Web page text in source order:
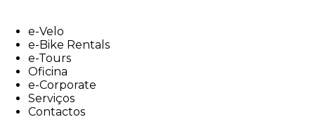
contente-Velo
e-Bike Rentals
e-Tours
Oficina
e-Corporate
Serviços
Contactos